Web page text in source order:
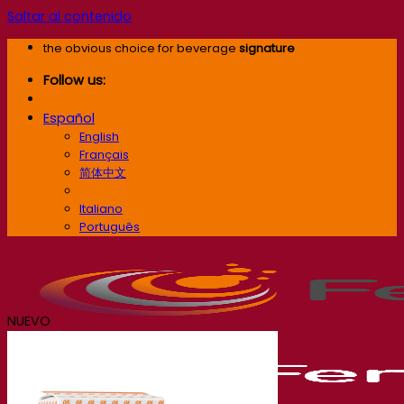
Saltar al contenido
the obvious choice for beverage signature
Follow us:
Español
English
Français
简体中文
Italiano
Português
NUEVO